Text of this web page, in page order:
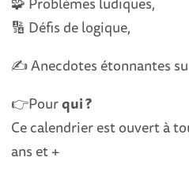
🔢 Défis de logique,
✍️ Anecdotes étonnantes
👉Pourqui ?
Ce calendrier est ouvert à
ans et +